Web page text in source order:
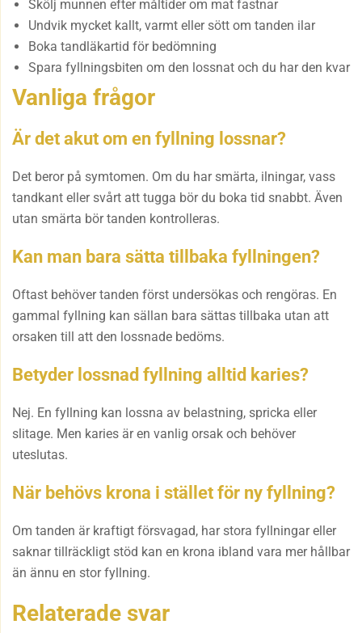
Skölj munnen efter måltider om mat fastnar
Undvik mycket kallt, varmt eller sött om tanden ilar
Boka tandläkartid för bedömning
Spara fyllningsbiten om den lossnat och du har den kvar
Vanliga frågor
Är det akut om en fyllning lossnar?
Det beror på symtomen. Om du har smärta, ilningar, vass
tandkant eller svårt att tugga bör du boka tid snabbt. Även
utan smärta bör tanden kontrolleras.
Kan man bara sätta tillbaka fyllningen?
Oftast behöver tanden först undersökas och rengöras. En
gammal fyllning kan sällan bara sättas tillbaka utan att
orsaken till att den lossnade bedöms.
Betyder lossnad fyllning alltid karies?
Nej. En fyllning kan lossna av belastning, spricka eller
slitage. Men karies är en vanlig orsak och behöver
uteslutas.
När behövs krona i stället för ny fyllning?
Om tanden är kraftigt försvagad, har stora fyllningar eller
saknar tillräckligt stöd kan en krona ibland vara mer hållbar
än ännu en stor fyllning.
Relaterade svar